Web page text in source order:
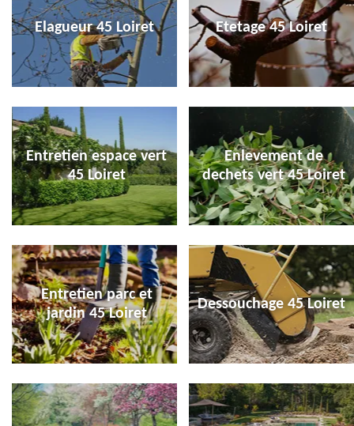
Elagueur 45 Loiret Etetage 45 Loiret
Entretien espace vert
45 Loiret
Enlevement de
dechets vert 45 Loiret
Entretien parc et
jardin 45 Loiret
Dessouchage 45 Loiret